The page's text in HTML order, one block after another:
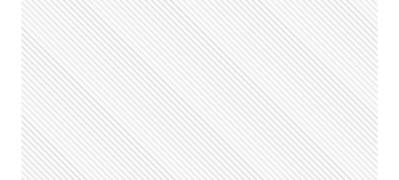
FRASES
E
MENSAGENS
PARA
COMPARTILHAR
EM
10
DE
MARÇO